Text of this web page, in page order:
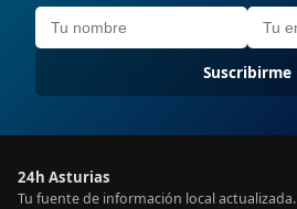
Suscribirme
24h Asturias
Tu fuente de información local actualizada.